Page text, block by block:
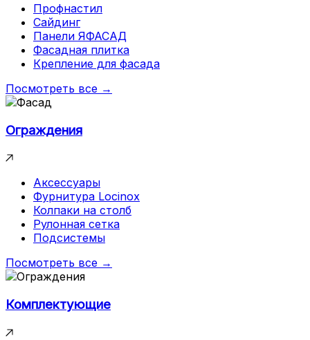
Профнастил
Сайдинг
Панели ЯФАСАД
Фасадная плитка
Крепление для фасада
Посмотреть все →
Ограждения
Аксессуары
Фурнитура Locinox
Колпаки на столб
Рулонная сетка
Подсистемы
Посмотреть все →
Комплектующие